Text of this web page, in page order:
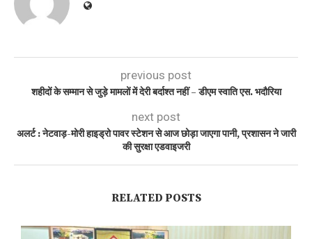
previous post
शहीदों के सम्मान से जुड़े मामलों में देरी बर्दाश्त नहीं – डीएम स्वाति एस. भदौरिया
next post
अलर्ट : नेटवाड़-मोरी हाइड्रो पावर स्टेशन से आज छोड़ा जाएगा पानी, प्रशासन ने जारी
की सुरक्षा एडवाइजरी
RELATED POSTS